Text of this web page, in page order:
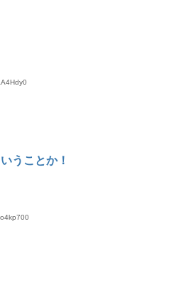
うことか！